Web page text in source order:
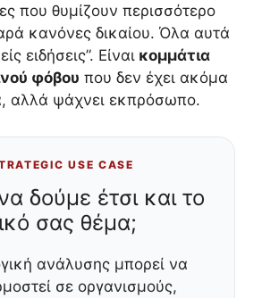
που θυμίζουν περισσότερο
κανόνες δικαίου. Όλα αυτά
ειδήσεις”. Είναι κομμάτια
φόβου που δεν έχει ακόμα
αλλά ψάχνει εκπρόσωπο.
USE CASE
δούμε έτσι και το
σας θέμα;
ανάλυσης μπορεί να
σε οργανισμούς,